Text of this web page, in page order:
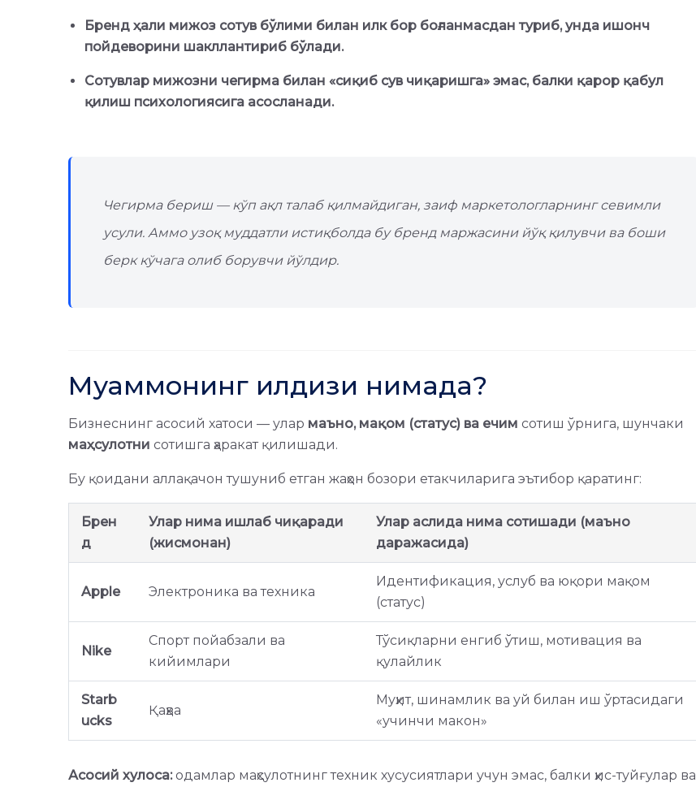
Бренд ҳали мижоз сотув бўлими билан илк бор боғланмасдан туриб, унда ишонч
пойдеворини шакллантириб бўлади.
Сотувлар мижозни чегирма билан «сиқиб сув чиқаришга» эмас, балки қарор қабул
қилиш психологиясига асосланади.
Чегирма бериш — кўп ақл талаб қилмайдиган, заиф маркетологларнинг севимли
усули. Аммо узоқ муддатли истиқболда бу бренд маржасини йўқ қилувчи ва боши
берк кўчага олиб борувчи йўлдир.
Муаммонинг илдизи нимада?
Бизнеснинг асосий хатоси — улар маъно, мақом (статус) ва ечим сотиш ўрнига, шунчаки
маҳсулотни сотишга ҳаракат қилишади.
Бу қоидани аллақачон тушуниб етган жаҳон бозори етакчиларига эътибор қаратинг:
Брен
д
Улар нима ишлаб чиқаради
(жисмонан)
Улар аслида нима сотишади (маъно
даражасида)
Apple Электроника ва техника
Идентификация, услуб ва юқори мақом
(статус)
Nike
Спорт пойабзали ва
кийимлари
Тўсиқларни енгиб ўтиш, мотивация ва
қулайлик
Starb
ucks
Қаҳва
Муҳит, шинамлик ва уй билан иш ўртасидаги
«учинчи макон»
Асосий хулоса:одамлар маҳсулотнинг техник хусусиятлари учун эмас, балки ҳис-туйғулар ва